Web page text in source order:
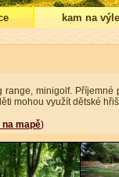
kam na
minigolf.
mohou využít dětské
na mapě)